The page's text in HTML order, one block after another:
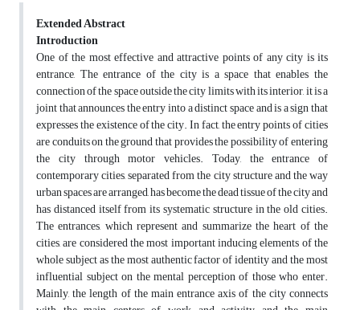
Extended Abstract
Introduction
One of the most effective and attractive points of any city is its
entrance, The entrance of the city is a space that enables the
connection of the space outside the city limits with its interior, it is a
joint that announces the entry into a distinct space and is a sign that
expresses the existence of the city. In fact, the entry points of cities
are conduits on the ground that provides the possibility of entering
the city through motor vehicles. Today, the entrance of
contemporary cities, separated from the city structure and the way
urban spaces are arranged, has become the dead tissue of the city and
has distanced itself from its systematic structure in the old cities.
The entrances, which represent and summarize the heart of the
cities, are considered the most important inducing elements of the
whole subject as the most authentic factor of identity and the most
influential subject on the mental perception of those who enter.
Mainly, the length of the main entrance axis of the city connects